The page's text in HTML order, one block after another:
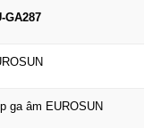
bộ phận cảm biến
đến 15 giây, tránh
GA287
ga âm EUROSUN